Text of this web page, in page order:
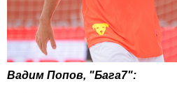
Вадим Попов, "Бага7":